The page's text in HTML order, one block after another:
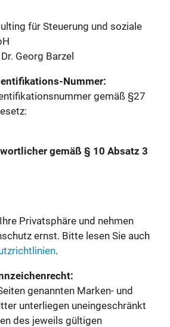
für Steuerung und soziale
Georg Barzel
Nummer:
gemäß §27
gemäß § 10 Absatz 3
Privatsphäre und nehmen
ernst. Bitte lesen Sie auch
.
genannten Marken- und
unterliegen uneingeschränkt
des jeweils gültigen